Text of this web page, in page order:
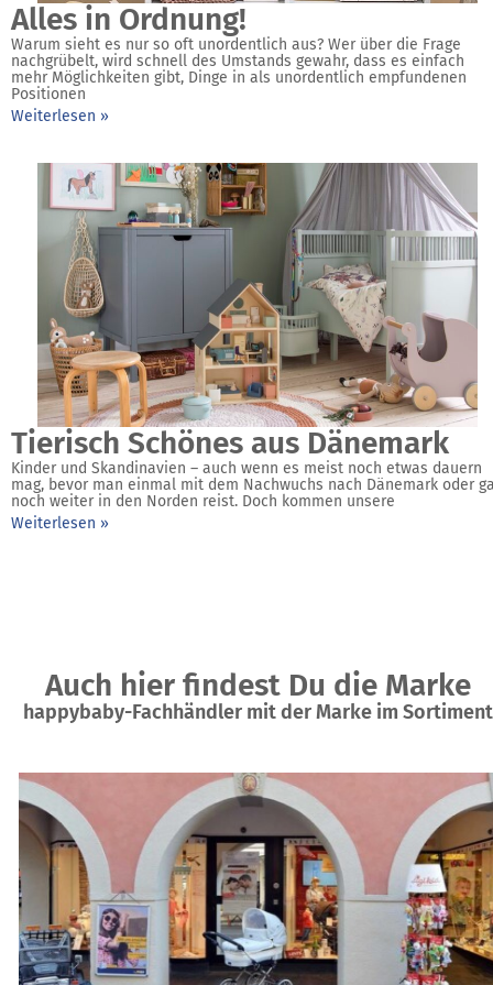
Alles in Ordnung!
Warum sieht es nur so oft unordentlich aus? Wer über die Frage
nachgrübelt, wird schnell des Umstands gewahr, dass es einfach
mehr Möglichkeiten gibt, Dinge in als unordentlich empfundenen
Positionen
Weiterlesen »
Tierisch Schönes aus Dänemark
Kinder und Skandinavien – auch wenn es meist noch etwas dauern
mag, bevor man einmal mit dem Nachwuchs nach Dänemark oder
noch weiter in den Norden reist. Doch kommen unsere
Weiterlesen »
Auch hier findest Du die Marke
happybaby-Fachhändler mit der Marke im Sortiment